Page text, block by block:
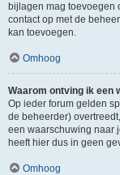
bijlagen mag toevoegen
contact op met de
kan toevoegen.
Omhoog
Waarom ontving ik een
Op ieder forum gelden
de beheerder)
een waarschuwing naar
heeft hier dus in geen
Omhoog